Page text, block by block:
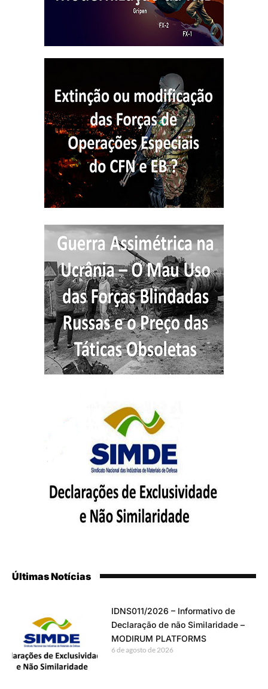
Últimas Notícias
IDNS011/2026 – Informativo de
Declaração de não Similaridade –
MODIRUM PLATFORMS
6 de agosto de 2026